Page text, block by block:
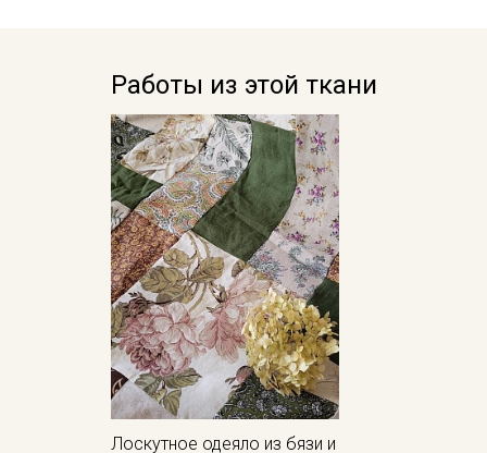
Работы из этой ткани
Лоскутное одеяло из бязи и